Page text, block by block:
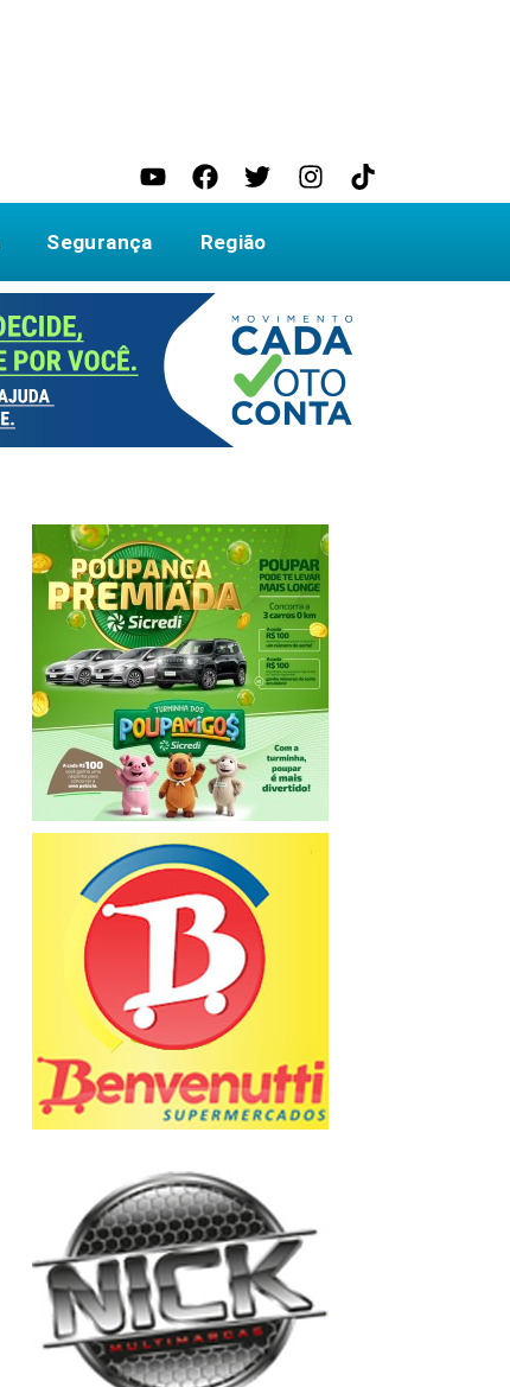
Segurança Região